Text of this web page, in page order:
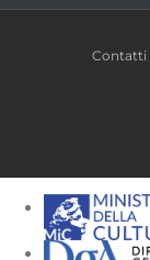
Contatti